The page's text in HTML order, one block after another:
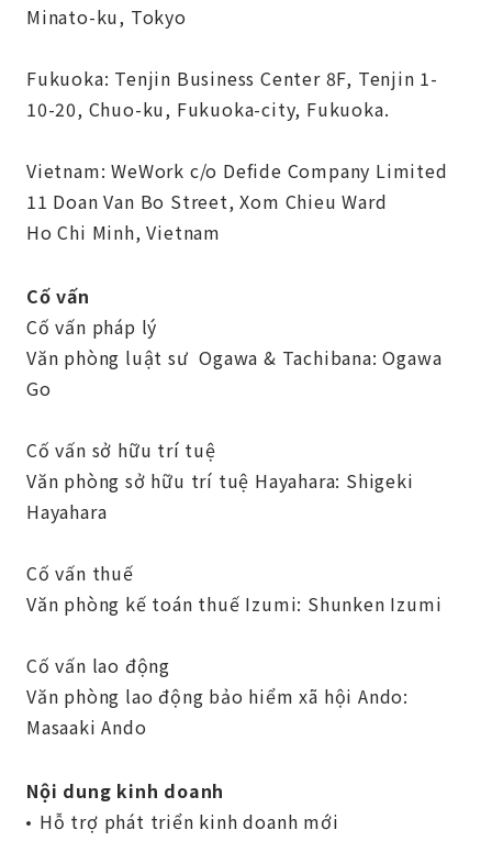
Minato-ku, Tokyo
Fukuoka: Tenjin Business Center 8F, Tenjin 1-
10-20, Chuo-ku, Fukuoka-city, Fukuoka.
Vietnam: WeWork c/o Defide Company Limited
11 Doan Van Bo Street, Xom Chieu Ward
Ho Chi Minh, Vietnam
Cố vấn
Cố vấn pháp lý
Văn phòng luật sư Ogawa & Tachibana: Ogawa
Go
Cố vấn sở hữu trí tuệ
Văn phòng sở hữu trí tuệ Hayahara: Shigeki
Hayahara
Cố vấn thuế
Văn phòng kế toán thuế Izumi: Shunken Izumi
Cố vấn lao động
Văn phòng lao động bảo hiểm xã hội Ando:
Masaaki Ando
Nội dung kinh doanh
Hỗ trợ phát triển kinh doanh mới